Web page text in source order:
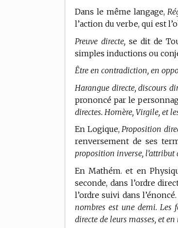
Dans le même langage,
l’action du verbe, qui est
Preuve directe, se dit de
simples inductions ou
Être en contradiction, en
Harangue directe, discours
prononcé par le
directes. Homère, Virgile, et
En Logique, Proposition
renversement de ses
proposition inverse,
En Mathém. et en
seconde, dans l’ordre
l’ordre suivi dans
nombres est une demi. Les
directe de leurs masses, et